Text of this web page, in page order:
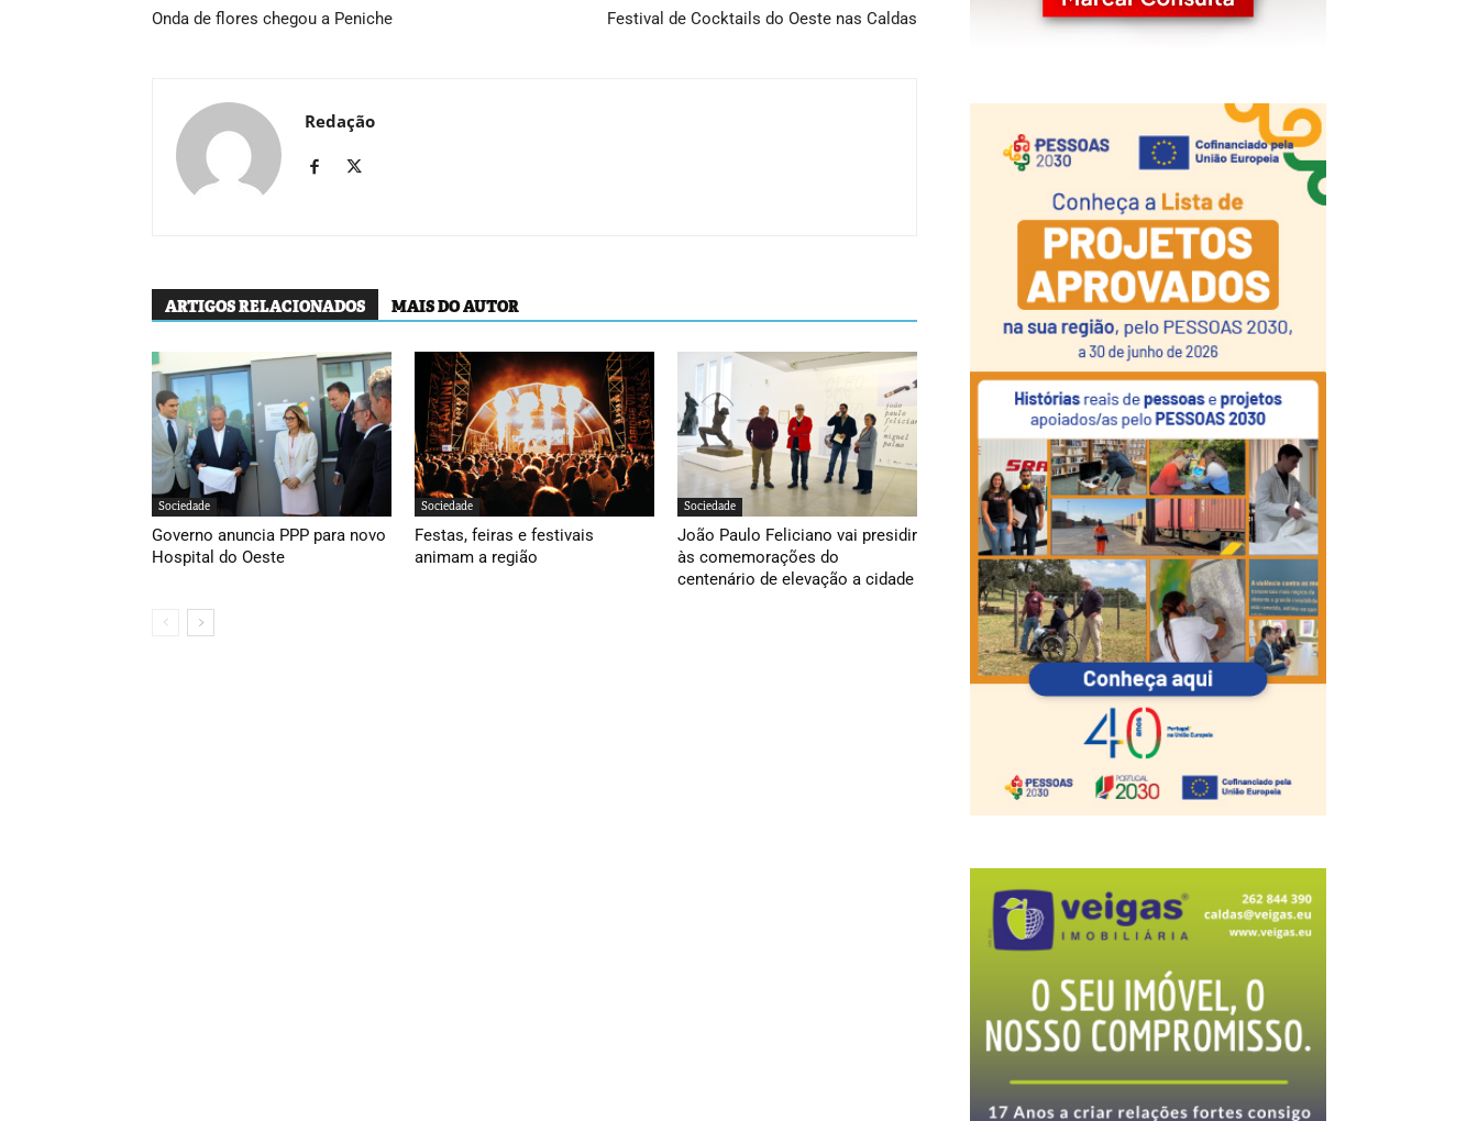
Onda de flores chegou a Peniche Festival de Cocktails do Oeste nas Caldas
Redação
ARTIGOS RELACIONADOS MAIS DO AUTOR
Sociedade
Governo anuncia PPP para novo
Hospital do Oeste
Sociedade
Festas, feiras e festivais
animam a região
Sociedade
João Paulo Feliciano vai presidir
às comemorações do
centenário de elevação a cidade